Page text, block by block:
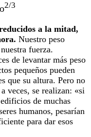
2/3
a la mitad,
Nuestro peso
fuerza.
de levantar más peso
pequeños pueden
que su altura. Pero no
veces, se realizan: «si
de muchas
humanos, pesarían
para dar esos